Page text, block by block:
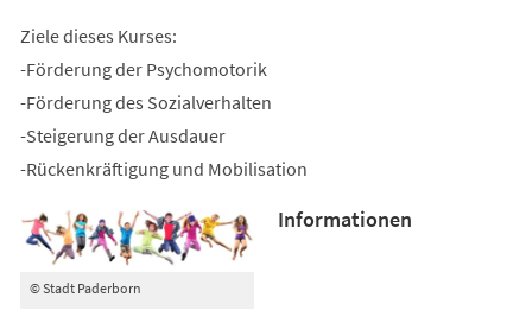
Ziele dieses Kurses:
-Förderung der Psychomotorik
-Förderung des Sozialverhalten
-Steigerung der Ausdauer
-Rückenkräftigung und Mobilisation
© Stadt Paderborn
Informationen